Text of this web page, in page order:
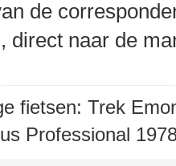
de
direct naar de
fietsen: Trek
Professional